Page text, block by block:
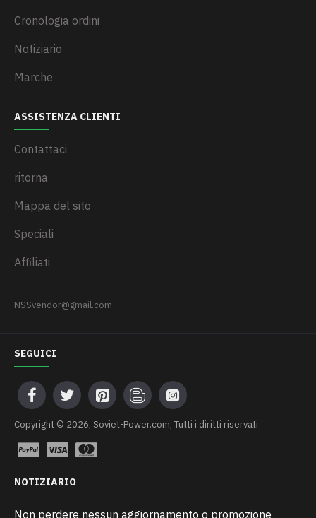
Cronologia ordini
Notiziario
Marche
ASSISTENZA CLIENTI
Contattaci
ritorna
Mappa del sito
Speciali
Affiliati
NSSvendor@gmail.com
SEGUICI
Сopyright © 2026, Soviet-Power.com, Tutti i diritti riservati
NOTIZIARIO
Non perdere nessun aggiornamento o promozione